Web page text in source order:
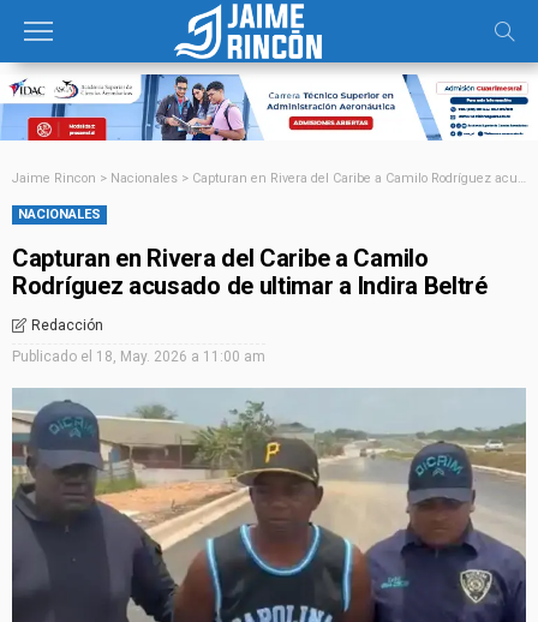
Jaime Rincon > Nacionales > Capturan en Rivera del Caribe a Camilo Rodríguez acusado de ultimar a Indira Beltré
NACIONALES
Capturan en Rivera del Caribe a Camilo
Rodríguez acusado de ultimar a Indira Beltré
Redacción
Publicado el 18, May. 2026 a 11:00 am